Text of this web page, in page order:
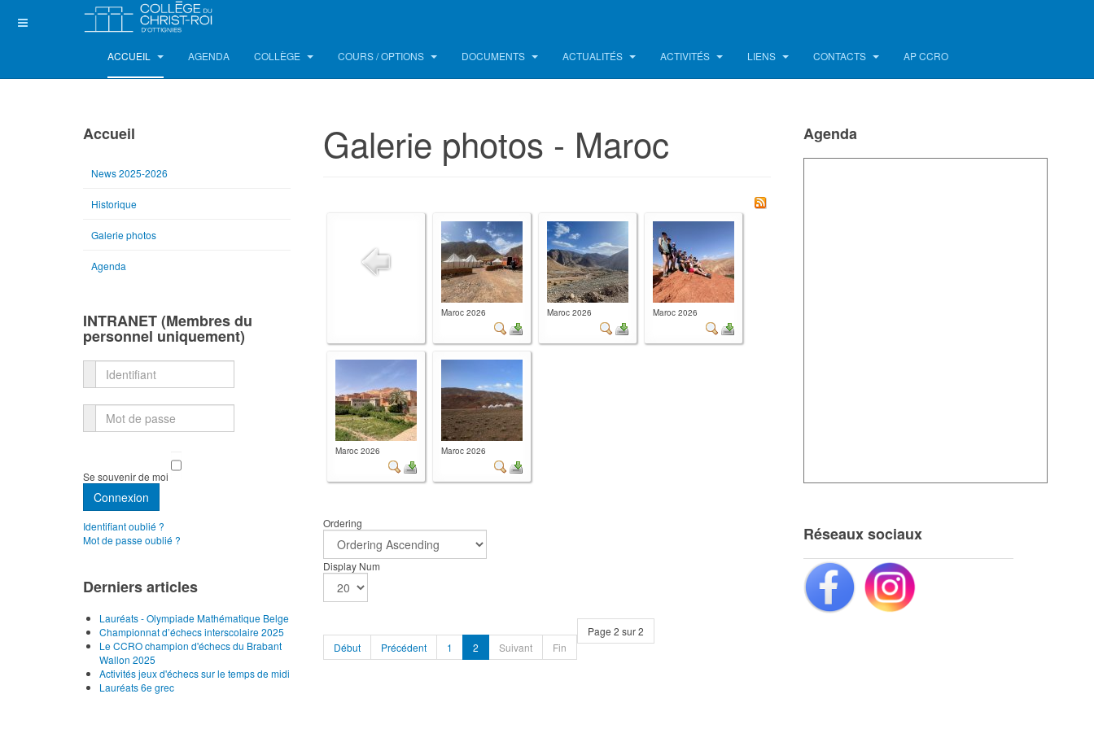
ACCUEIL AGENDA COLLÈGE COURS / OPTIONS DOCUMENTS ACTUALITÉS ACTIVITÉS LIENS CONTACTS AP CCRO
Galerie photos - Maroc
Maroc 2026 Maroc 2026 Maroc 2026
Maroc 2026 Maroc 2026
Ordering
Display Num
Page 2 sur 2
Début
Précédent 1 2 Suivant Fin
Accueil
News 2025-2026
Historique
Galerie photos
Agenda
INTRANET (Membres du
personnel uniquement)
Identifiant
Mot de passe
Se souvenir de moi
Connexion
Identifiant oublié ?
Mot de passe oublié ?
Derniers articles
Lauréats - Olympiade Mathématique Belge
Championnat d’échecs interscolaire 2025
Le CCRO champion d'échecs du Brabant
Wallon 2025
Activités jeux d'échecs sur le temps de midi
Lauréats 6e grec
Agenda
Réseaux sociaux